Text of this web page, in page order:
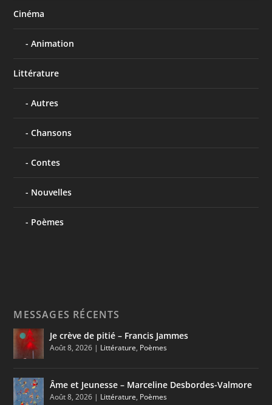
Cinéma
Animation
Littérature
Autres
Chansons
Contes
Nouvelles
Poèmes
MESSAGES RÉCENTS
Je crève de pitié – Francis Jammes
Août 8, 2026 | Littérature, Poèmes
Âme et Jeunesse – Marceline Desbordes-Valmore
Août 8, 2026 | Littérature, Poèmes